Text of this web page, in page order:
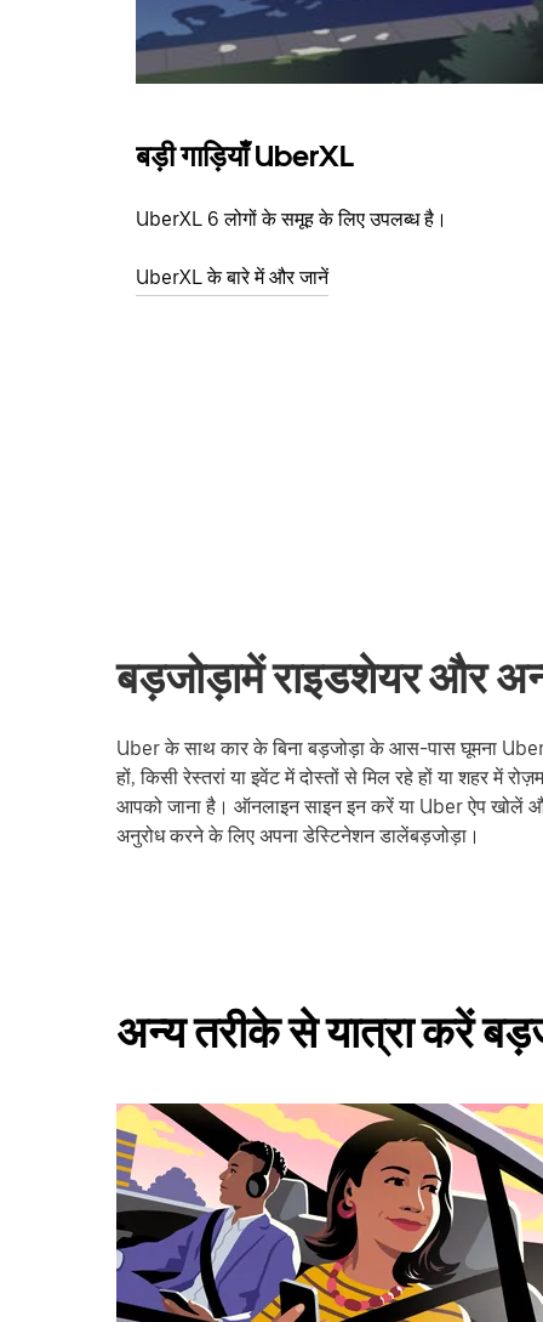
बड़ी गाड़ियाँ UberXL
UberXL 6 लोगों के समूह के लिए उपलब्ध है।
UberXL के बारे में और जानें
बड़जोड़ामें राइडशेयर और
Uber के साथ कार के बिना बड़जोड़ा के आस-पास घूमना
हों, किसी रेस्तरां या इवेंट में दोस्तों से मिल रहे हों या शहर में
आपको जाना है। ऑनलाइन साइन इन करें या Uber ऐप
अनुरोध करने के लिए अपना डेस्टिनेशन डालेंबड़जोड़ा।
अन्य तरीके से यात्रा करें